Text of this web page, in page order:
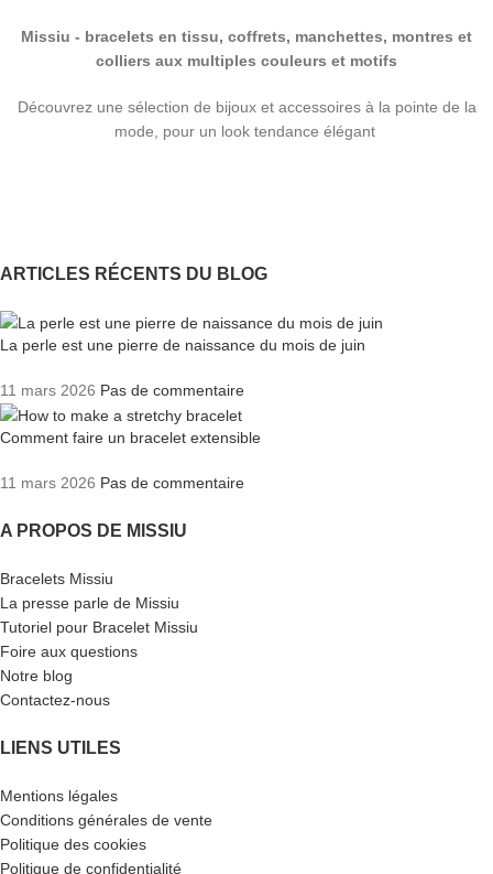
Missiu - bracelets en tissu, coffrets, manchettes, montres et
colliers aux multiples couleurs et motifs
Découvrez une sélection de bijoux et accessoires à la pointe de la
mode, pour un look tendance élégant
ARTICLES RÉCENTS DU BLOG
La perle est une pierre de naissance du mois de juin
11 mars 2026 Pas de commentaire
Comment faire un bracelet extensible
11 mars 2026 Pas de commentaire
A PROPOS DE MISSIU
Bracelets Missiu
La presse parle de Missiu
Tutoriel pour Bracelet Missiu
Foire aux questions
Notre blog
Contactez-nous
LIENS UTILES
Mentions légales
Conditions générales de vente
Politique des cookies
Politique de confidentialité